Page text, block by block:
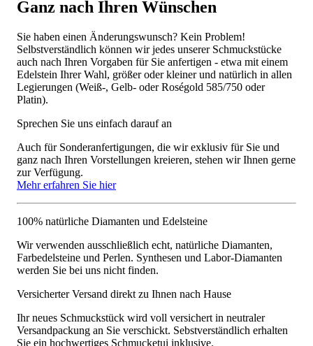
Ganz nach Ihren Wünschen
Sie haben einen Änderungswunsch? Kein Problem!
Selbstverständlich können wir jedes unserer Schmuckstücke
auch nach Ihren Vorgaben für Sie anfertigen - etwa mit einem
Edelstein Ihrer Wahl, größer oder kleiner und natürlich in allen
Legierungen (Weiß-, Gelb- oder Roségold 585/750 oder
Platin).
Sprechen Sie uns einfach darauf an
Auch für Sonderanfertigungen, die wir exklusiv für Sie und
ganz nach Ihren Vorstellungen kreieren, stehen wir Ihnen gerne
zur Verfügung.
Mehr erfahren Sie hier
100% natürliche Diamanten und Edelsteine
Wir verwenden ausschließlich echt, natürliche Diamanten,
Farbedelsteine und Perlen. Synthesen und Labor-Diamanten
werden Sie bei uns nicht finden.
Versicherter Versand direkt zu Ihnen nach Hause
Ihr neues Schmuckstück wird voll versichert in neutraler
Versandpackung an Sie verschickt. Sebstverständlich erhalten
Sie ein hochwertiges Schmucketui inklusive.